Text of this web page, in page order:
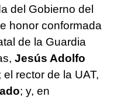
del Gobierno del
honor conformada
de la Guardia
Jesús Adolfo
el rector de la UAT,
; y, en